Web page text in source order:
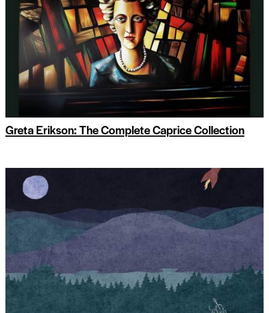
Greta Erikson: The Complete Caprice Collection